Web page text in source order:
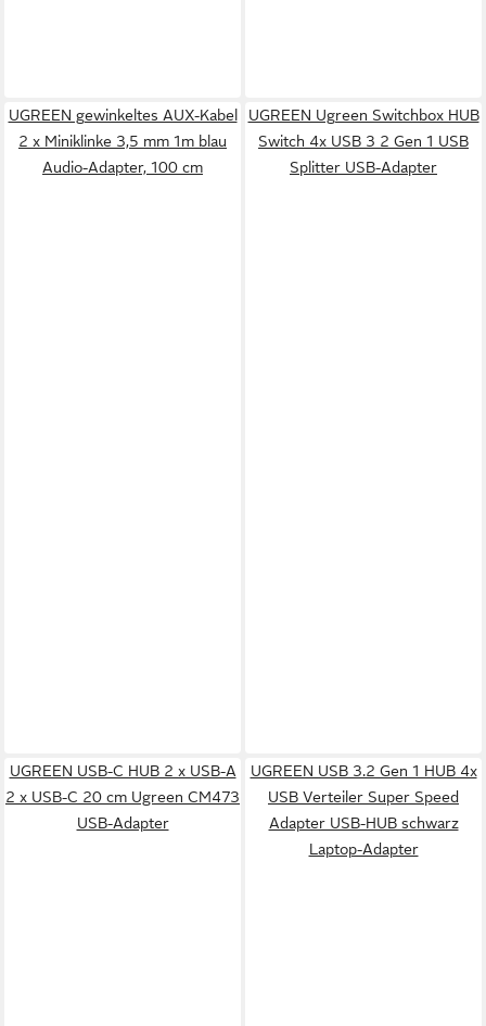
UGREEN gewinkeltes AUX-Kabel
2 x Miniklinke 3,5 mm 1m blau
Audio-Adapter, 100 cm
UGREEN Ugreen Switchbox HUB
Switch 4x USB 3 2 Gen 1 USB
Splitter USB-Adapter
UGREEN USB-C HUB 2 x USB-A
2 x USB-C 20 cm Ugreen CM473
USB-Adapter
UGREEN USB 3.2 Gen 1 HUB 4x
USB Verteiler Super Speed
Adapter USB-HUB schwarz
Laptop-Adapter